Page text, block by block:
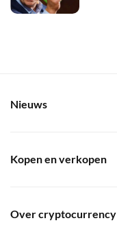
Nieuws
Kopen en verkopen
Over cryptocurrency